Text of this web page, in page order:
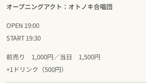
オープニングアクト：オトノキ合唱団
OPEN 19:00
START 19:30
前売り 1,000円／当日 1,500円
+1ドリンク（500円）